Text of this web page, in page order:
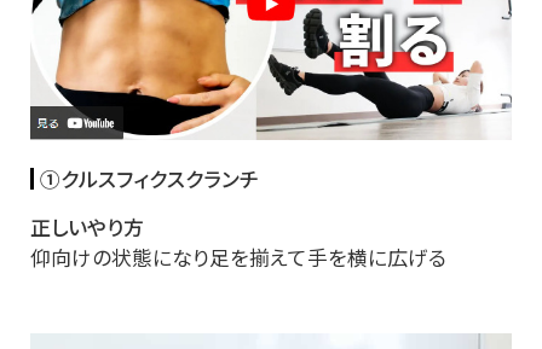
①クルスフィクスクランチ
正しいやり方
仰向けの状態になり足を揃えて手を横に広げる